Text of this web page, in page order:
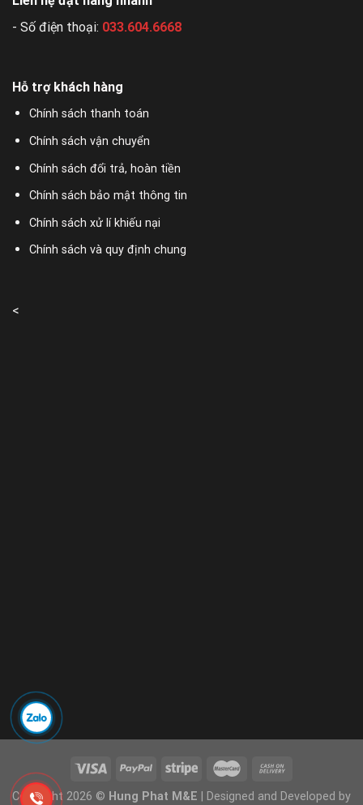
- Số điện thoại: 033.604.6668
Hỗ trợ khách hàng
Chính sách thanh toán
Chính sách vận chuyển
Chính sách đổi trả, hoàn tiền
Chính sách bảo mật thông tin
Chính sách xử lí khiếu nại
Chính sách và quy định chung
<
Copyright 2026 © Hung Phat M&E | Designed and Developed by